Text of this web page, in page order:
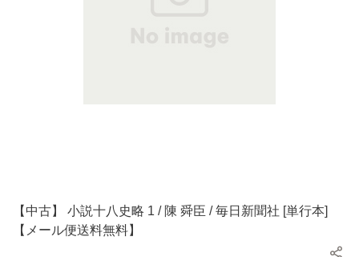
【中古】 小説十八史略 1 / 陳 舜臣 / 毎日新聞社 [単行本]
【メール便送料無料】